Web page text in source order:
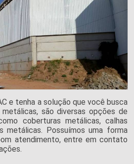
e tenha a solução que você busca
são diversas opções de
coberturas metálicas, calhas
metálicas. Possuímos uma forma
atendimento, entre em contato